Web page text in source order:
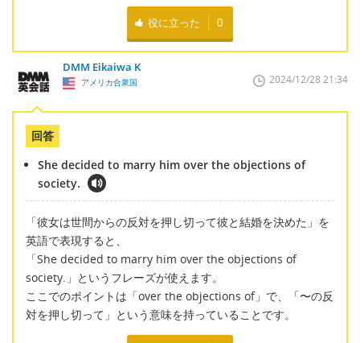
役に立った 0
DMM Eikaiwa K
アメリカ合衆国 2024/12/28 21:34
回答
She decided to marry him over the objections of
society.
「彼女は世間からの反対を押し切って彼と結婚を決めた」を
英語で表現すると、
「She decided to marry him over the objections of
society.」というフレーズが使えます。
ここでのポイントは「over the objections of」で、「〜の反
対を押し切って」という意味を持っていることです。